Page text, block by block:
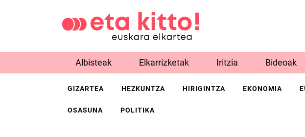
Albisteak Elkarrizketak Iritzia Bideoak
GIZARTEA HEZKUNTZA HIRIGINTZA EKONOMIA
OSASUNA POLITIKA